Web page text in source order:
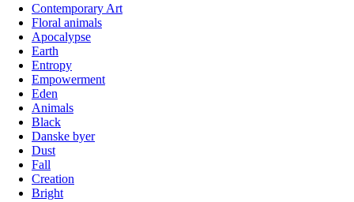
Contemporary Art
Floral animals
Apocalypse
Earth
Entropy
Empowerment
Eden
Animals
Black
Danske byer
Dust
Fall
Creation
Bright